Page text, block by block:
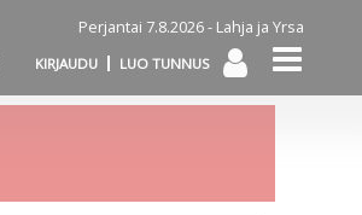
Perjantai 7.8.2026 - Lahja ja Yrsa
KIRJAUDU LUO TUNNUS